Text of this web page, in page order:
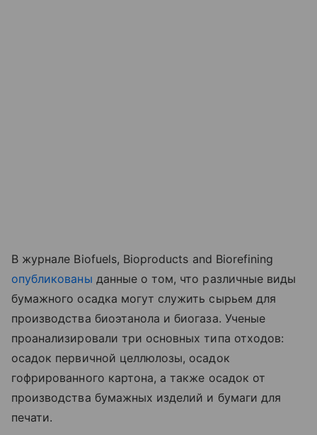
В журнале Biofuels, Bioproducts and Biorefining
опубликованы данные о том, что различные виды
бумажного осадка могут служить сырьем для
производства биоэтанола и биогаза. Ученые
проанализировали три основных типа отходов:
осадок первичной целлюлозы, осадок
гофрированного картона, а также осадок от
производства бумажных изделий и бумаги для
печати.